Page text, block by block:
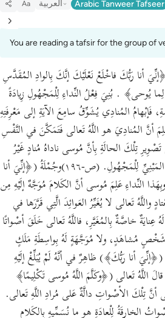
Aa العربية Arabic Tanweer Tafseer
You are reading a tafsir for the group of
أنا رَبُّكَ فاخْلَعْ نَعْلَيْكَ إنَّكَ بِالوادِ المُقَدَّسِ
يُوحى﴾ . بُنِيَ فِعْلُ النِّداءِ لِلْمَجْهُولِ زِيادَةً
فَإبْهامُ المُنادِي يُشَوِّقُ سامِعَ الآيَةِ إلى مَعْرِفَتِهِ
أنَّ المُنادِيَ هو اللَّهُ تَعالى فَتَمَكَّنَ في النَّفْسِ
تِلْكَ الحالَةِ بِأنَّ مُوسى ناداهُ مُنادٍ غَيْرُ
مَعْلُومٍ لَهُ، فَحُكِيَ نِداؤُهُ بِالفِعْلِ المَبْنِيِّ لِلْمَجْهُولِ. (ص-١٩٦)وجُمْلَةُ (﴿إنِّيَ أنا
النِّداءِ عَلِمَ مُوسى أنَّ الكَلامَ مُوَجَّهٌ إلَيْهِ مِن
واللَّهُ تَعالى لا يُغَيِّرُ العَوائِدَ الَّتِي قَرَّرَها في
عِنايَةٌ خاصَّةٌ بِالمُغَيَّرِ، فاللَّهُ تَعالى خَلَقَ أصْواتًا
شَخْصٍ مُشاهَدٍ، ولا مُوَجَّهَةٍ لَهُ بِواسِطَةِ مَلَكٍ
(﴿إنِّيَ أنا رَبُّكَ﴾) ظاهِرٌ في أنَّهُ لَمْ يُبَلِّغْ إلَيْهِ
اللَّهُ تَعالى (﴿وكَلَّمَ اللَّهُ مُوسى تَكْلِيمًا﴾
مُوسى أنَّ تِلْكَ الأصْواتِ دالَّةٌ عَلى مُرادِ اللَّهِ تَعالى.
الخارِقَةُ لِلْعادَةِ هو ما نُسَمِّيهِ بِالكَلامِ